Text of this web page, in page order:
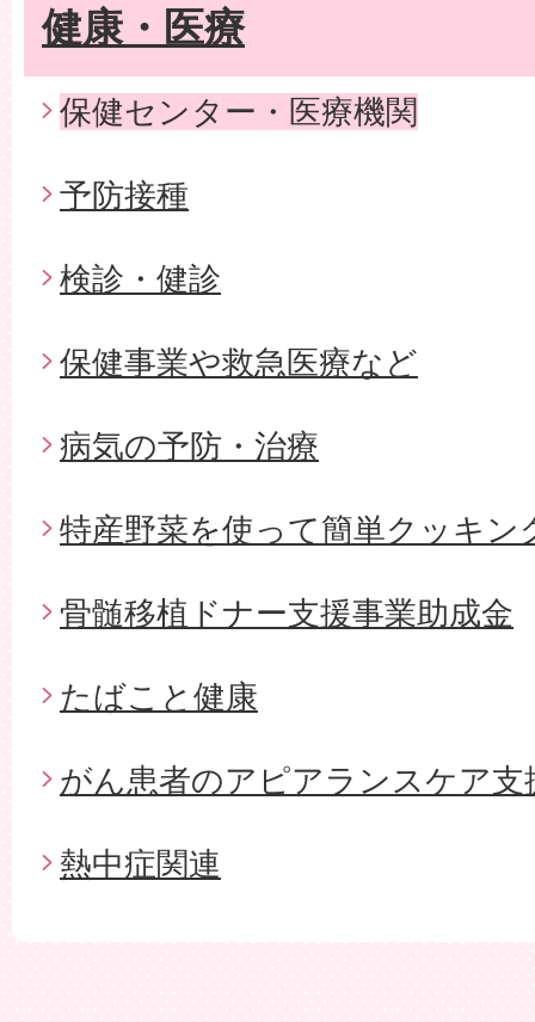
健康・医療
保健センター・医療機関
予防接種
検診・健診
保健事業や救急医療など
病気の予防・治療
特産野菜を使って簡単クッキン
骨髄移植ドナー支援事業助成金
たばこと健康
がん患者のアピアランスケア
熱中症関連